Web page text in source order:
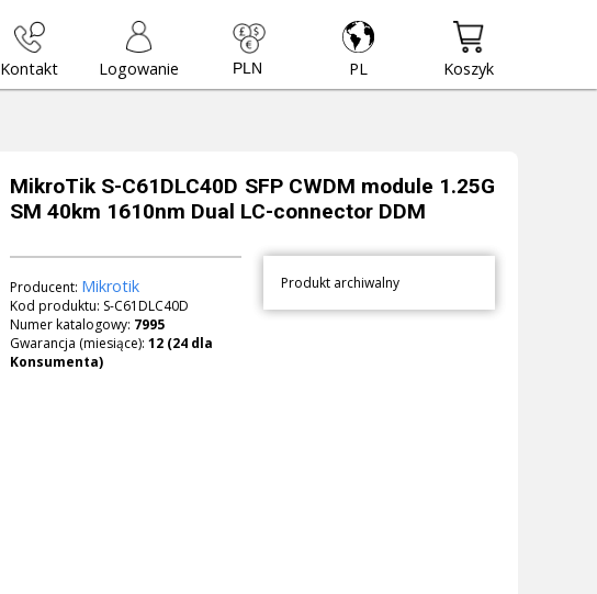
Kontakt Logowanie PL Koszyk
MikroTik S-C61DLC40D SFP CWDM module 1.25G
SM 40km 1610nm Dual LC-connector DDM
Producent: Mikrotik
Kod produktu: S-C61DLC40D
Numer katalogowy: 7995
Gwarancja (miesiące):
Produkt archiwalny